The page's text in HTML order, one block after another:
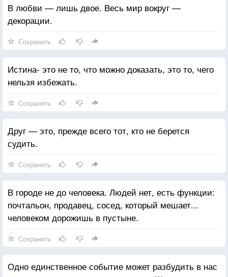
В любви — лишь двое. Весь мир вокруг —
декорации.
Сохранить
Истина- это не то, что можно доказать, это то, чего
нельзя избежать.
Сохранить
Друг — это, прежде всего тот, кто не берется
судить.
Сохранить
В городе не до человека. Людей нет, есть функции:
почтальон, продавец, сосед, который мешает...
человеком дорожишь в пустыне.
Сохранить
Одно единственное событие может разбудить в нас